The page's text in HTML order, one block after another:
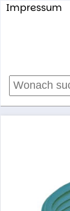
Impressum